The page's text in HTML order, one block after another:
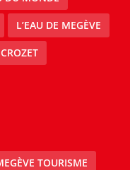
L’EAU DE MEGÈVE
TOURISME